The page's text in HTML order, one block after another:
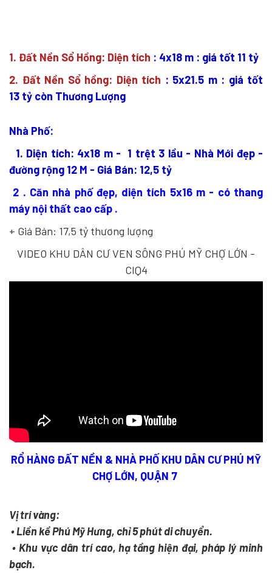
1. Đất Nền Sổ Hồng: Diện tích : 4x18 m : giá tốt 11 tỷ
2. Đất Nền Sổ hồng: Diện tích : 5x21.5 m : giá tốt
13 tỷ còn Thương Lượng
Nhà Phố:
1. Diện tích: 4x18 m - 1 trệt 3 lầu - Nhà Mới đẹp -
đường rộng 12 M - Giá Bán: 12,5 tỷ
2 . Căn nhà phố đẹp, diện tích 5x16 m - có thang
máy nội thất cao cấp .
+ Giá Bán: 17,5 tỷ thương lượng
VIDEO KHU DÂN CƯ VEN SÔNG PHÚ MỸ CHỢ LỚN -
CIQ4
RỔ HÀNG ĐẤT NỀN & NHÀ PHỐ KHU DÂN CƯ PHÚ MỸ
CHỢ LỚN, QUẬN 7
Vị trí vàng:
• Liền kề Phú Mỹ Hưng, chỉ 5 phút di chuyển.
• Khu vực dân trí cao, hạ tầng hiện đại, pháp lý minh
bạch.